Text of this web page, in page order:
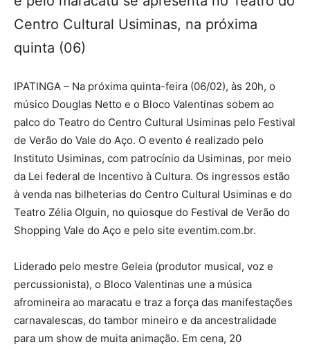
Centro Cultural Usiminas, na próxima
quinta (06)
IPATINGA – Na próxima quinta-feira (06/02), às 20h, o
músico Douglas Netto e o Bloco Valentinas sobem ao
palco do Teatro do Centro Cultural Usiminas pelo Festival
de Verão do Vale do Aço. O evento é realizado pelo
Instituto Usiminas, com patrocínio da Usiminas, por meio
da Lei federal de Incentivo à Cultura. Os ingressos estão
à venda nas bilheterias do Centro Cultural Usiminas e do
Teatro Zélia Olguin, no quiosque do Festival de Verão do
Shopping Vale do Aço e pelo site eventim.com.br.
Liderado pelo mestre Geleia (produtor musical, voz e
percussionista), o Bloco Valentinas une a música
afromineira ao maracatu e traz a força das manifestações
carnavalescas, do tambor mineiro e da ancestralidade
para um show de muita animação. Em cena, 20